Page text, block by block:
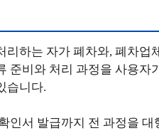
하는 자가 폐차와, 폐차업
준비와 처리 과정을 사용자
습니다.
인서 발급까지 전 과정을 대